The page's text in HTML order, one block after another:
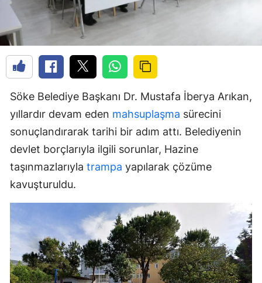
Söke Belediye Başkanı Dr. Mustafa İberya Arıkan,
yıllardır devam eden mahsuplaşma sürecini
sonuçlandırarak tarihi bir adım attı. Belediyenin
devlet borçlarıyla ilgili sorunlar, Hazine
taşınmazlarıyla trampa yapılarak çözüme
kavuşturuldu.